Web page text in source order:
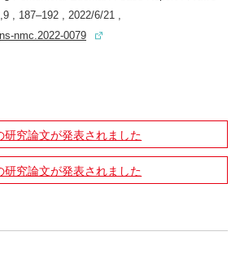
,9 , 187–192 , 2022/6/21 ,
nmc.2022-0079
研究論文が発表されました
研究論文が発表されました